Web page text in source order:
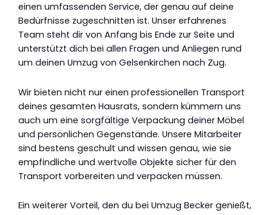
einen umfassenden Service, der genau auf deine
Bedürfnisse zugeschnitten ist. Unser erfahrenes
Team steht dir von Anfang bis Ende zur Seite und
unterstützt dich bei allen Fragen und Anliegen rund
um deinen Umzug von Gelsenkirchen nach Zug.
Wir bieten nicht nur einen professionellen Transport
deines gesamten Hausrats, sondern kümmern uns
auch um eine sorgfältige Verpackung deiner Möbel
und persönlichen Gegenstände. Unsere Mitarbeiter
sind bestens geschult und wissen genau, wie sie
empfindliche und wertvolle Objekte sicher für den
Transport vorbereiten und verpacken müssen.
Ein weiterer Vorteil, den du bei Umzug Becker genießt,